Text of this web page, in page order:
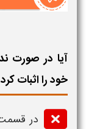
آیا در صورت
خود را اثبات کرد
در